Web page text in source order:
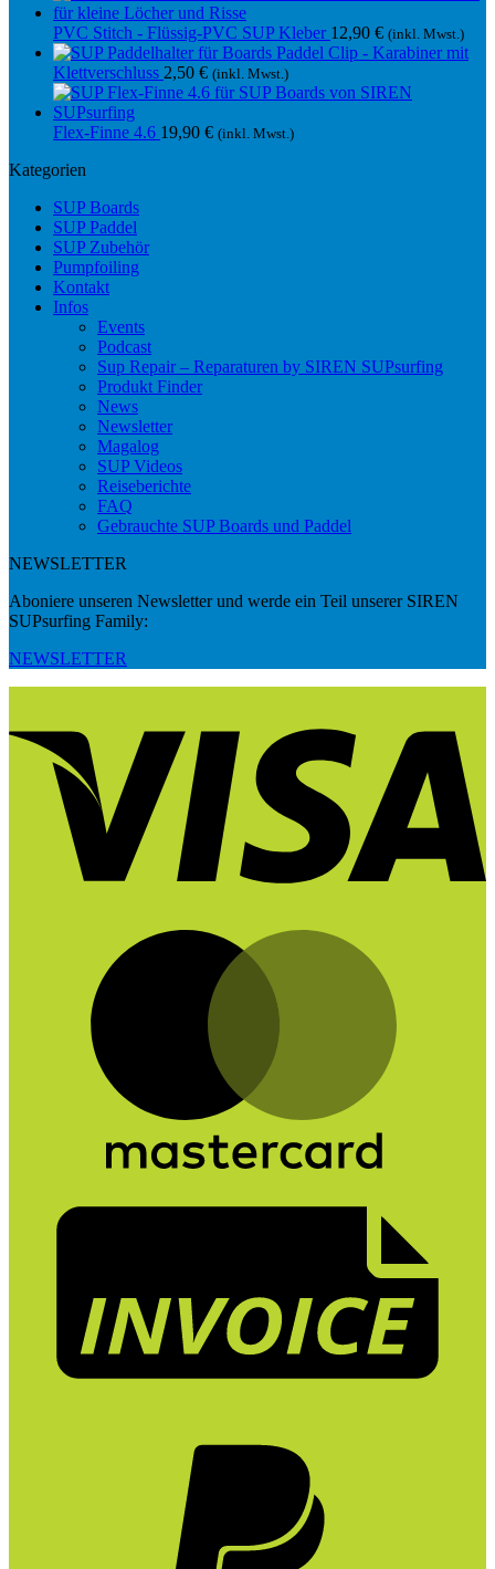
PVC Stitch - Flüssig-PVC SUP Kleber 12,90 € (inkl. Mwst.)
Paddel Clip - Karabiner mit
Klettverschluss 2,50 € (inkl. Mwst.)
Flex-Finne 4.6 19,90 € (inkl. Mwst.)
Kategorien
SUP Boards
SUP Paddel
SUP Zubehör
Pumpfoiling
Kontakt
Infos
Events
Podcast
Sup Repair – Reparaturen by SIREN SUPsurfing
Produkt Finder
News
Newsletter
Magalog
SUP Videos
Reiseberichte
FAQ
Gebrauchte SUP Boards und Paddel
NEWSLETTER
Aboniere unseren Newsletter und werde ein Teil unserer SIREN
SUPsurfing Family:
NEWSLETTER